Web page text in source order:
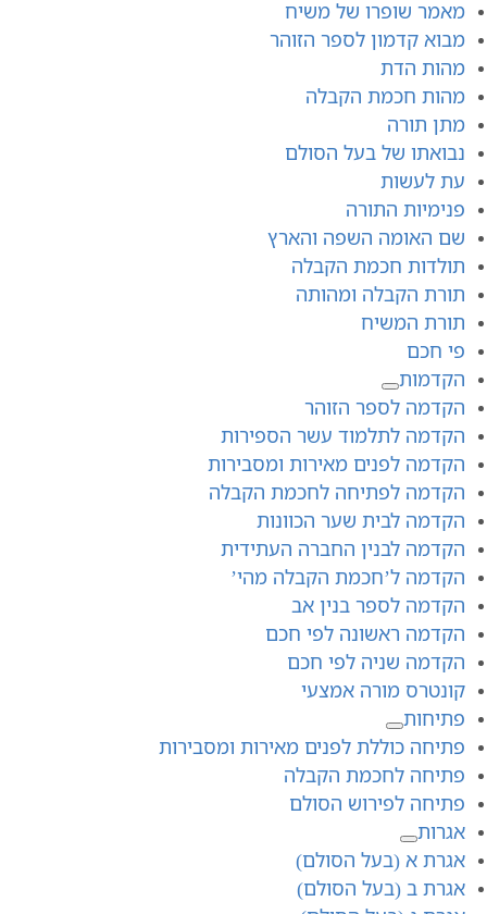
מאמר שופרו של משיח
מבוא קדמון לספר הזוהר
מהות הדת
מהות חכמת הקבלה
מתן תורה
נבואתו של בעל הסולם
עת לעשות
פנימיות התורה
שם האומה השפה והארץ
תולדות חכמת הקבלה
תורת הקבלה ומהותה
תורת המשיח
פי חכם
הקדמות
הקדמה לספר הזוהר
הקדמה לתלמוד עשר הספירות
הקדמה לפנים מאירות ומסבירות
הקדמה לפתיחה לחכמת הקבלה
הקדמה לבית שער הכוונות
הקדמה לבנין החברה העתידית
הקדמה ל’חכמת הקבלה מהי’
הקדמה לספר בנין אב
הקדמה ראשונה לפי חכם
הקדמה שניה לפי חכם
קונטרס מורה אמצעי
פתיחות
פתיחה כוללת לפנים מאירות ומסבירות
פתיחה לחכמת הקבלה
פתיחה לפירוש הסולם
אגרות
אגרת א (בעל הסולם)
אגרת ב (בעל הסולם)